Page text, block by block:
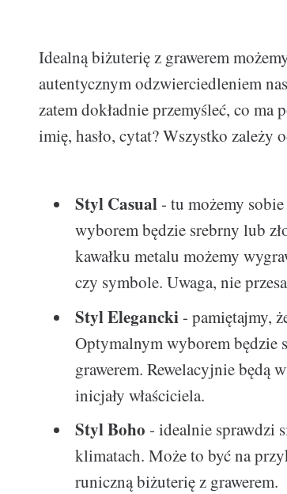
Idealną biżuterię z grawerem
autentycznym odzwierciedleniem
zatem dokładnie przemyśleć, co
imię, hasło, cytat? Wszystko zależy
Styl Casual- tu możemy
wyborem będzie srebrny lub
kawałku metalu możemy
czy symbole. Uwaga, nie
Styl Elegancki- pamiętajmy,
Optymalnym wyborem będzie
grawerem. Rewelacyjnie będą
inicjały właściciela.
Styl Boho - idealnie sprawdzi
klimatach. Może to być na
runiczną biżuterię z grawerem.